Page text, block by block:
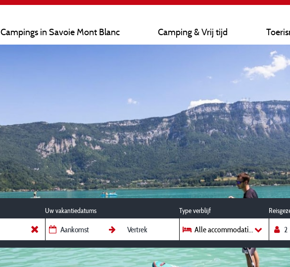
Campings in Savoie Mont Blanc Camping & Vrij tijd
Uw vakantiedatums Type verblijf
Alle accommodaties